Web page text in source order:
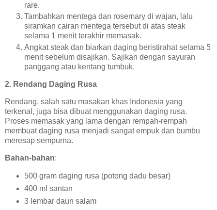
rare.
Tambahkan mentega dan rosemary di wajan, lalu
siramkan cairan mentega tersebut di atas steak
selama 1 menit terakhir memasak.
Angkat steak dan biarkan daging beristirahat selama 5
menit sebelum disajikan. Sajikan dengan sayuran
panggang atau kentang tumbuk.
2. Rendang Daging Rusa
Rendang, salah satu masakan khas Indonesia yang
terkenal, juga bisa dibuat menggunakan daging rusa.
Proses memasak yang lama dengan rempah-rempah
membuat daging rusa menjadi sangat empuk dan bumbu
meresap sempurna.
Bahan-bahan:
500 gram daging rusa (potong dadu besar)
400 ml santan
3 lembar daun salam